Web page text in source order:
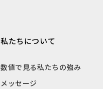
私たちについて
数値で見る私たちの強み
メッセージ